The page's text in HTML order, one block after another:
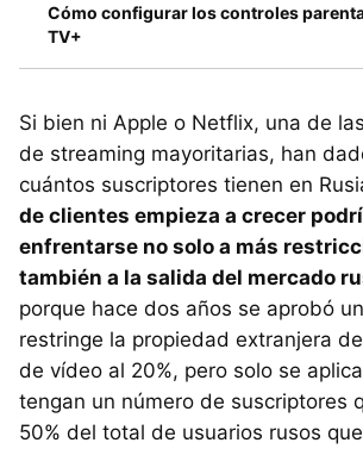
Cómo configurar los controles
TV+
Si bien ni Apple o Netflix, una de
de streaming mayoritarias, han
cuántos suscriptores tienen en
de clientes empieza a crecer
enfrentarse no solo a más
también a la salida del mercado
porque hace dos años se aprobó
restringe la propiedad extranjera
de vídeo al 20%, pero solo se
tengan un número de suscriptores
50% del total de usuarios rusos